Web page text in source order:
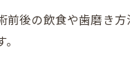
前後の飲食や歯磨き